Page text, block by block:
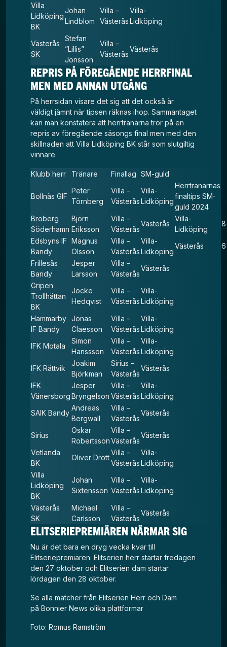
Villa
Lidköping
BK
Johan
Lindblom
Villa –
Västerås
Villa-
Lidköping
Västerås
SK
Stefan
”Lillis”
Jonsson
Villa –
Västerås
Västerås
REPRIS PÅ FÖREGÅENDE HERRFINAL
MEN MED ANNAN UTGÅNG
På herrsidan visare det sig att det också är
väldigt jämnt när tipsen räknas ihop. Sammantaget
kan man konstatera att herrtränarna tror på en
repris av föregående säsongs final men med den
skillnaden att Villa Lidköping BK står som slutgiltig
vinnare.
Klubb herr Tränare Finallag SM-guld
Bollnäs GIF
Peter
Törnberg
Villa –
Västerås
Villa-
Lidköping
Herrtränarnas
finaltips SM-
guld 2024
Broberg
Söderhamn
Björn
Eriksson
Villa –
Västerås
Västerås
Villa-
Lidköping
8
Edsbyns IF
Bandy
Magnus
Olsson
Villa –
Västerås
Villa-
Lidköping
Västerås
6
Frillesås
Bandy
Jesper
Larsson
Villa –
Västerås
Västerås
Gripen
Trollhättan
BK
Jocke
Hedqvist
Villa –
Västerås
Villa-
Lidköping
Hammarby
IF Bandy
Jonas
Claesson
Villa –
Västerås
Villa-
Lidköping
IFK Motala
Simon
Hanssson
Villa –
Västerås
Villa-
Lidköping
IFK Rättvik
Joakim
Björkman
Sirius –
Västerås
Västerås
IFK
Vänersborg
Jesper
Bryngelson
Villa –
Västerås
Villa-
Lidköping
SAIK Bandy
Andreas
Bergwall
Villa –
Västerås
Västerås
Sirius
Oskar
Robertsson
Villa –
Västerås
Västerås
Vetlanda
BK
Oliver Drott
Villa –
Västerås
Villa-
Lidköping
Villa
Lidköping
BK
Johan
Sixtensson
Villa –
Västerås
Villa-
Lidköping
Västerås
SK
Michael
Carlsson
Villa –
Västerås
Västerås
ELITSERIEPREMIÄREN NÄRMAR SIG
Nu är det bara en dryg vecka kvar till
Elitseriepremiären. Elitserien herr startar fredagen
den 27 oktober och Elitserien dam startar
lördagen den 28 oktober.
Se alla matcher från Elitserien Herr och Dam
på Bonnier News olika plattformar
Foto: Romus Ramström